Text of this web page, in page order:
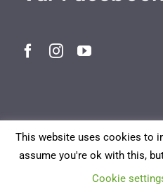
This website uses cookies to
assume you're ok with this,
Cookie
Norwegian Bokmål